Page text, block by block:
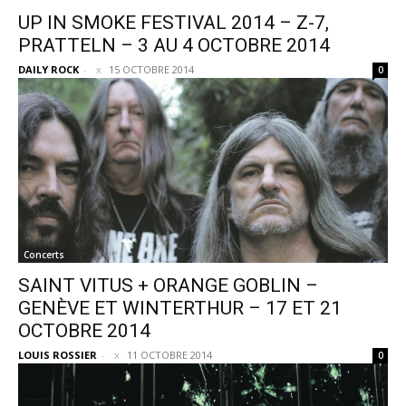
UP IN SMOKE FESTIVAL 2014 – Z-7,
PRATTELN – 3 AU 4 OCTOBRE 2014
DAILY ROCK - 15 OCTOBRE 2014 0
Concerts
SAINT VITUS + ORANGE GOBLIN –
GENÈVE ET WINTERTHUR – 17 ET 21
OCTOBRE 2014
LOUIS ROSSIER - 11 OCTOBRE 2014 0